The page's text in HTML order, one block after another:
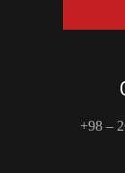
+98 –